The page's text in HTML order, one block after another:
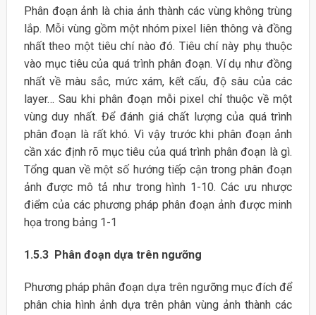
Phân đoạn ảnh là chia ảnh thành các vùng không trùng
lắp. Mỗi vùng gồm một nhóm pixel liên thông và đồng
nhất theo một tiêu chí nào đó. Tiêu chí này phụ thuộc
vào mục tiêu của quá trình phân đoạn. Ví dụ như đồng
nhất về màu sắc, mức xám, kết cấu, độ sâu của các
layer… Sau khi phân đoạn mỗi pixel chỉ thuộc về một
vùng duy nhất. Để đánh giá chất lượng của quá trình
phân đoạn là rất khó. Vì vậy trước khi phân đoạn ảnh
cần xác định rõ mục tiêu của quá trình phân đoạn là gì.
Tổng quan về một số hướng tiếp cận trong phân đoạn
ảnh được mô tả như trong hình 1-10. Các ưu nhược
điểm của các phương pháp phân đoạn ảnh được minh
họa trong bảng 1-1
1.5.3 Phân đoạn dựa trên ngưỡng
Phương pháp phân đoạn dựa trên ngưỡng mục đích để
phân chia hình ảnh dựa trên phân vùng ảnh thành các